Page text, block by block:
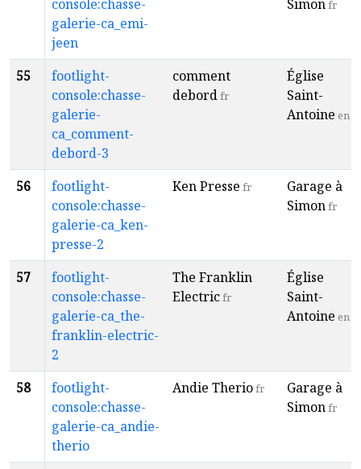
console:chasse-
galerie-ca_emi-
jeen
Simonfr
55
footlight-
console:chasse-
galerie-
ca_comment-
debord-3
comment
debordfr
Église
Saint-
Antoine en
56
footlight-
console:chasse-
galerie-ca_ken-
presse-2
Ken Presse fr
Garage à
Simonfr
57
footlight-
console:chasse-
galerie-ca_the-
franklin-electric-
2
The Franklin
Electricfr
Église
Saint-
Antoine en
58
footlight-
console:chasse-
galerie-ca_andie-
therio
Andie Theriofr
Garage à
Simonfr